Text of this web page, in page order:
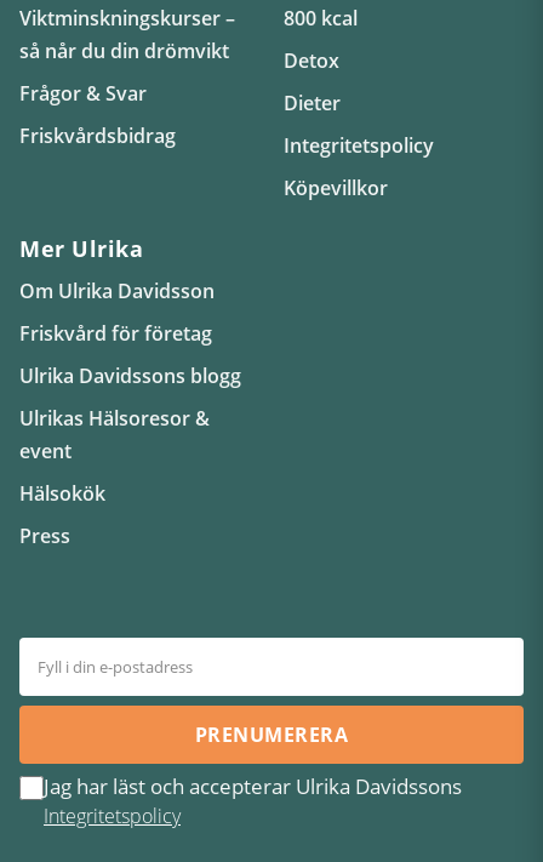
Viktminskningskurser –
så når du din drömvikt
Frågor & Svar
Friskvårdsbidrag
800 kcal
Detox
Dieter
Integritetspolicy
Köpevillkor
Mer Ulrika
Om Ulrika Davidsson
Friskvård för företag
Ulrika Davidssons blogg
Ulrikas Hälsoresor &
event
Hälsokök
Press
PRENUMERERA
Jag har läst och accepterar Ulrika Davidssons
Integritetspolicy